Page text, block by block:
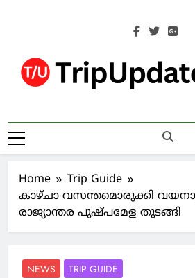
Trip Updates
Home
Trip Guide
കാഴ്ചാ വസന്തമൊരുക്കി
രാജ്യാന്തര പുഷ്പമേള തുടങ്ങി
NEWS TRIP GUIDE